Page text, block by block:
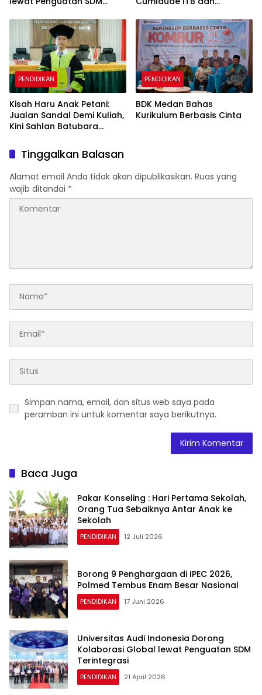
Perusahaan Multinasional
PENDIDIKAN
Kisah Haru Anak Petani:
Jualan Sandal Demi Kuliah,
Kini Sahlan Batubara
PENDIDIKAN
BDK Medan Bahas
Kurikulum Berbasis Cinta
Tinggalkan Balasan
Alamat email Anda tidak akan dipublikasikan. Ruas yang
wajib ditandai *
Simpan nama, email, dan situs web saya pada
peramban ini untuk komentar saya berikutnya.
Baca Juga
Pakar Konseling : Hari Pertama Sekolah,
Orang Tua Sebaiknya Antar Anak ke
Sekolah
PENDIDIKAN 12 Juli 2026
Borong 9 Penghargaan di IPEC 2026,
Polmed Tembus Enam Besar Nasional
PENDIDIKAN 17 Juni 2026
Universitas Audi Indonesia Dorong
Kolaborasi Global lewat Penguatan SDM
Terintegrasi
PENDIDIKAN 21 April 2026